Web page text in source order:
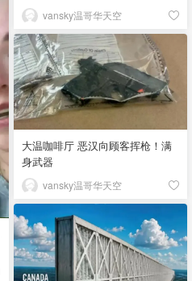
vansky温哥华天空
大温咖啡厅 恶汉向顾客挥枪！满
身武器
vansky温哥华天空